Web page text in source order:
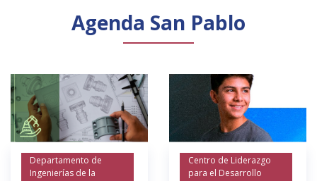
Agenda San Pablo
Departamento de
Ingenierías de la
Centro de Liderazgo
para el Desarrollo